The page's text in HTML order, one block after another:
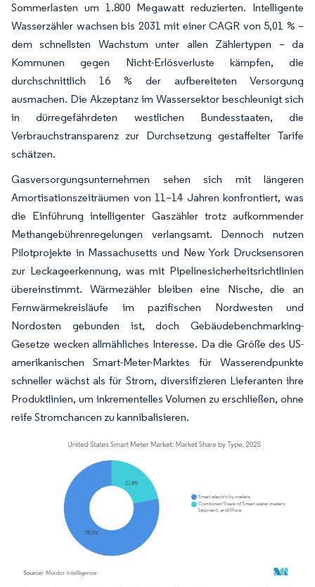
Sommerlasten um 1.800 Megawatt reduzierten. Intelligente
Wasserzähler wachsen bis 2031 mit einer CAGR von 5,01 % –
dem schnellsten Wachstum unter allen Zählertypen – da
Kommunen gegen Nicht-Erlösverluste kämpfen, die
durchschnittlich 16 % der aufbereiteten Versorgung
ausmachen. Die Akzeptanz im Wassersektor beschleunigt sich
in dürregefährdeten westlichen Bundesstaaten, die
Verbrauchstransparenz zur Durchsetzung gestaffelter Tarife
schätzen.
Gasversorgungsunternehmen sehen sich mit längeren
Amortisationszeiträumen von 11–14 Jahren konfrontiert, was
die Einführung intelligenter Gaszähler trotz aufkommender
Methangebührenregelungen verlangsamt. Dennoch nutzen
Pilotprojekte in Massachusetts und New York Drucksensoren
zur Leckageerkennung, was mit Pipelinesicherheitsrichtlinien
übereinstimmt. Wärmezähler bleiben eine Nische, die an
Fernwärmekreisläufe im pazifischen Nordwesten und
Nordosten gebunden ist, doch Gebäudebenchmarking-
Gesetze wecken allmähliches Interesse. Da die Größe des US-
amerikanischen Smart-Meter-Marktes für Wasserendpunkte
schneller wächst als für Strom, diversifizieren Lieferanten ihre
Produktlinien, um inkrementelles Volumen zu erschließen, ohne
reife Stromchancen zu kannibalisieren.